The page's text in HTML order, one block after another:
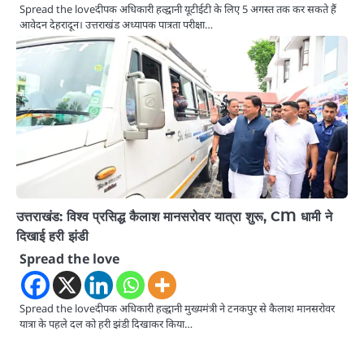
Spread the loveदीपक अधिकारी हल्द्वानी यूटीईटी के लिए 5 अगस्त तक कर सकते हैं
आवेदन देहरादून। उत्तराखंड अध्यापक पात्रता परीक्षा…
उत्तराखंड: विश्व प्रसिद्ध कैलाश मानसरोवर यात्रा शुरू, CM धामी ने
दिखाई हरी झंडी
Spread the love
Spread the loveदीपक अधिकारी हल्द्वानी मुख्यमंत्री ने टनकपुर से कैलाश मानसरोवर
यात्रा के पहले दल को हरी झंडी दिखाकर किया…